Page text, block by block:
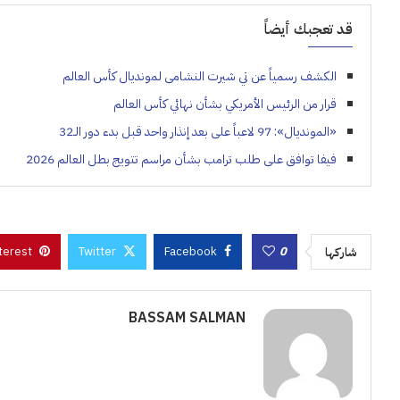
قد تعجبك أيضاً
الكشف رسمياً عن تي شيرت النشامى لمونديال كأس العالم
قرار من الرئيس الأمريكي بشأن نهائي كأس العالم
«المونديال»: 97 لاعباً على بعد إنذار واحد قبل بدء دور الـ32
فيفا توافق على طلب ترامب بشأن مراسم تتويج بطل العالم 2026
شاركها 0
Facebook
Twitter
BASSAM SALMAN